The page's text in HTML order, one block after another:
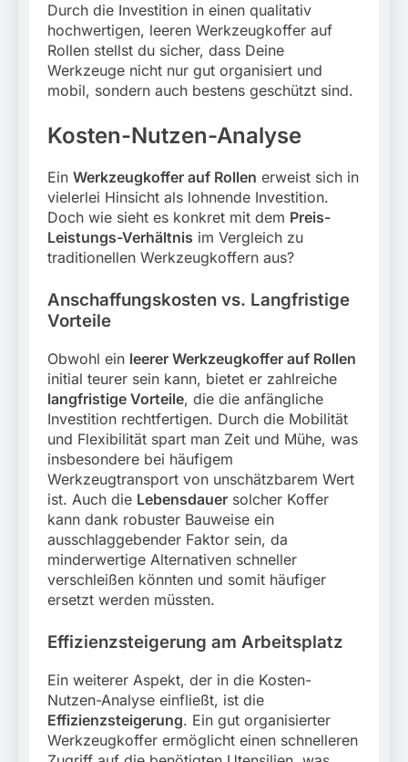
Durch die Investition in einen qualitativ
hochwertigen, leeren Werkzeugkoffer auf
Rollen stellst du sicher, dass Deine
Werkzeuge nicht nur gut organisiert und
mobil, sondern auch bestens geschützt sind.
Kosten-Nutzen-Analyse
Ein Werkzeugkoffer auf Rollen erweist sich in
vielerlei Hinsicht als lohnende Investition.
Doch wie sieht es konkret mit dem Preis-
Leistungs-Verhältnis im Vergleich zu
traditionellen Werkzeugkoffern aus?
Anschaffungskosten vs. Langfristige
Vorteile
Obwohl ein leerer Werkzeugkoffer auf Rollen
initial teurer sein kann, bietet er zahlreiche
langfristige Vorteile, die die anfängliche
Investition rechtfertigen. Durch die Mobilität
und Flexibilität spart man Zeit und Mühe, was
insbesondere bei häufigem
Werkzeugtransport von unschätzbarem Wert
ist. Auch die Lebensdauer solcher Koffer
kann dank robuster Bauweise ein
ausschlaggebender Faktor sein, da
minderwertige Alternativen schneller
verschleißen könnten und somit häufiger
ersetzt werden müssten.
Effizienzsteigerung am Arbeitsplatz
Ein weiterer Aspekt, der in die Kosten-
Nutzen-Analyse einfließt, ist die
Effizienzsteigerung. Ein gut organisierter
Werkzeugkoffer ermöglicht einen schnelleren